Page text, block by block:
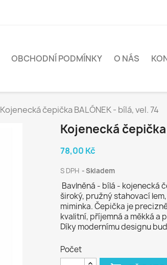
OBCHODNÍ PODMÍNKY O NÁS
Kojenecká čepička BALÓNEK - bílá, vel. 74
Kojenecká čepička
78,00 Kč
S DPH Skladem
Bavlněná - bílá - kojenecká
široký, pružný stahovací
miminka. Čepička je
kvalitní, příjemná a měkká a
Díky modernímu designu
Počet